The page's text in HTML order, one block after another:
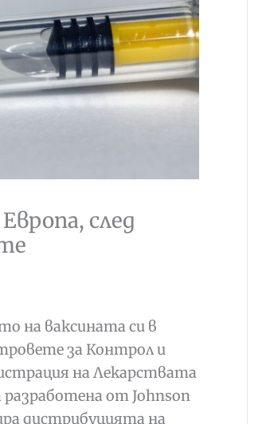
след
на ваксината си в
за Контрол и
на Лекарствата
от Johnson
дистрибуцията на